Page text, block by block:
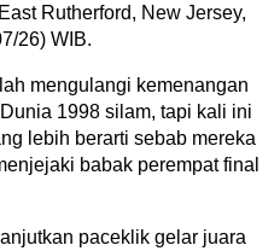
Rutherford, New Jersey,
26) WIB.
mengulangi kemenangan
1998 silam, tapi kali ini
lebih berarti sebab mereka
babak perempat final
paceklik gelar juara